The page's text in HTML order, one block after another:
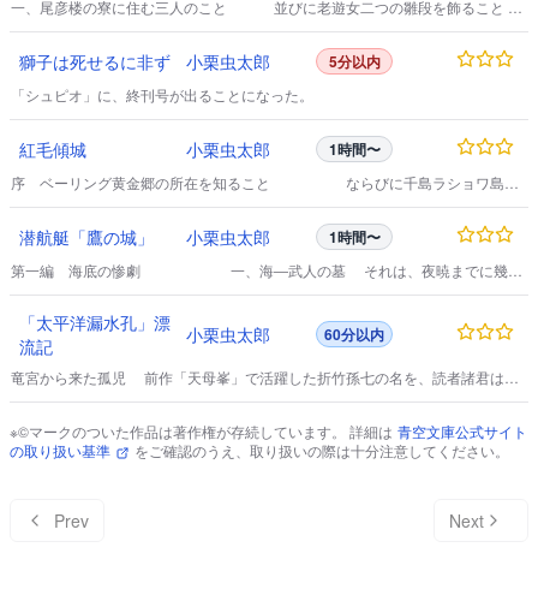
一、尾彦楼の寮に住む三人のこと 並びに老遊女二つの雛段を飾ること
谷田圃にも、何処かもの鄙びた土堤の悌が残っていた。
獅子は死せるに非ず 小栗虫太郎 5分以内
「シュピオ」に、終刊号が出ることになった。
紅毛傾城 小栗虫太郎 1時間〜
序 ベーリング黄金郷の所在を知ること ならびに千島ラショワ島の
には人一倍弱いのであるが、この夏私は、暑気が募るにしたがって、折りふし
奇怪な感覚に悩まされることが多くなった。
潜航艇「鷹の城」 小栗虫太郎 1時間〜
第一編 海底の惨劇 一、海―武人の墓 それは、夜暁までに幾ば
「太平洋漏水孔」漂
流記
小栗虫太郎 60分以内
竜宮から来た孤児 前作「天母峯」で活躍した折竹孫七の名を、読者諸君はお
※©マークのついた作品は著作権が存続しています。 詳細は 青空文庫公式サイト
の取り扱い基準
をご確認のうえ、取り扱いの際は十分注意してください。
Prev Next